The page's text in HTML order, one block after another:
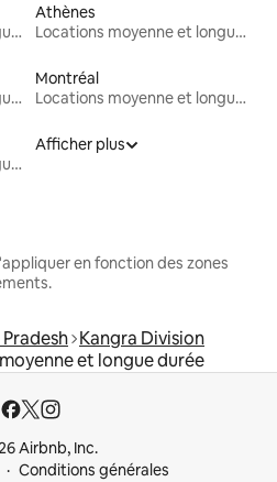
Locations moyenne et longue durée
Athènes
Locations moyenne et longue durée
Locations moyenne et longue durée
Montréal
Locations moyenne et longue durée
Locations moyenne et longue durée
Afficher plus
en fonction des zones
Kangra Division
et longue durée
Airbnb, Inc.
Conditions générales